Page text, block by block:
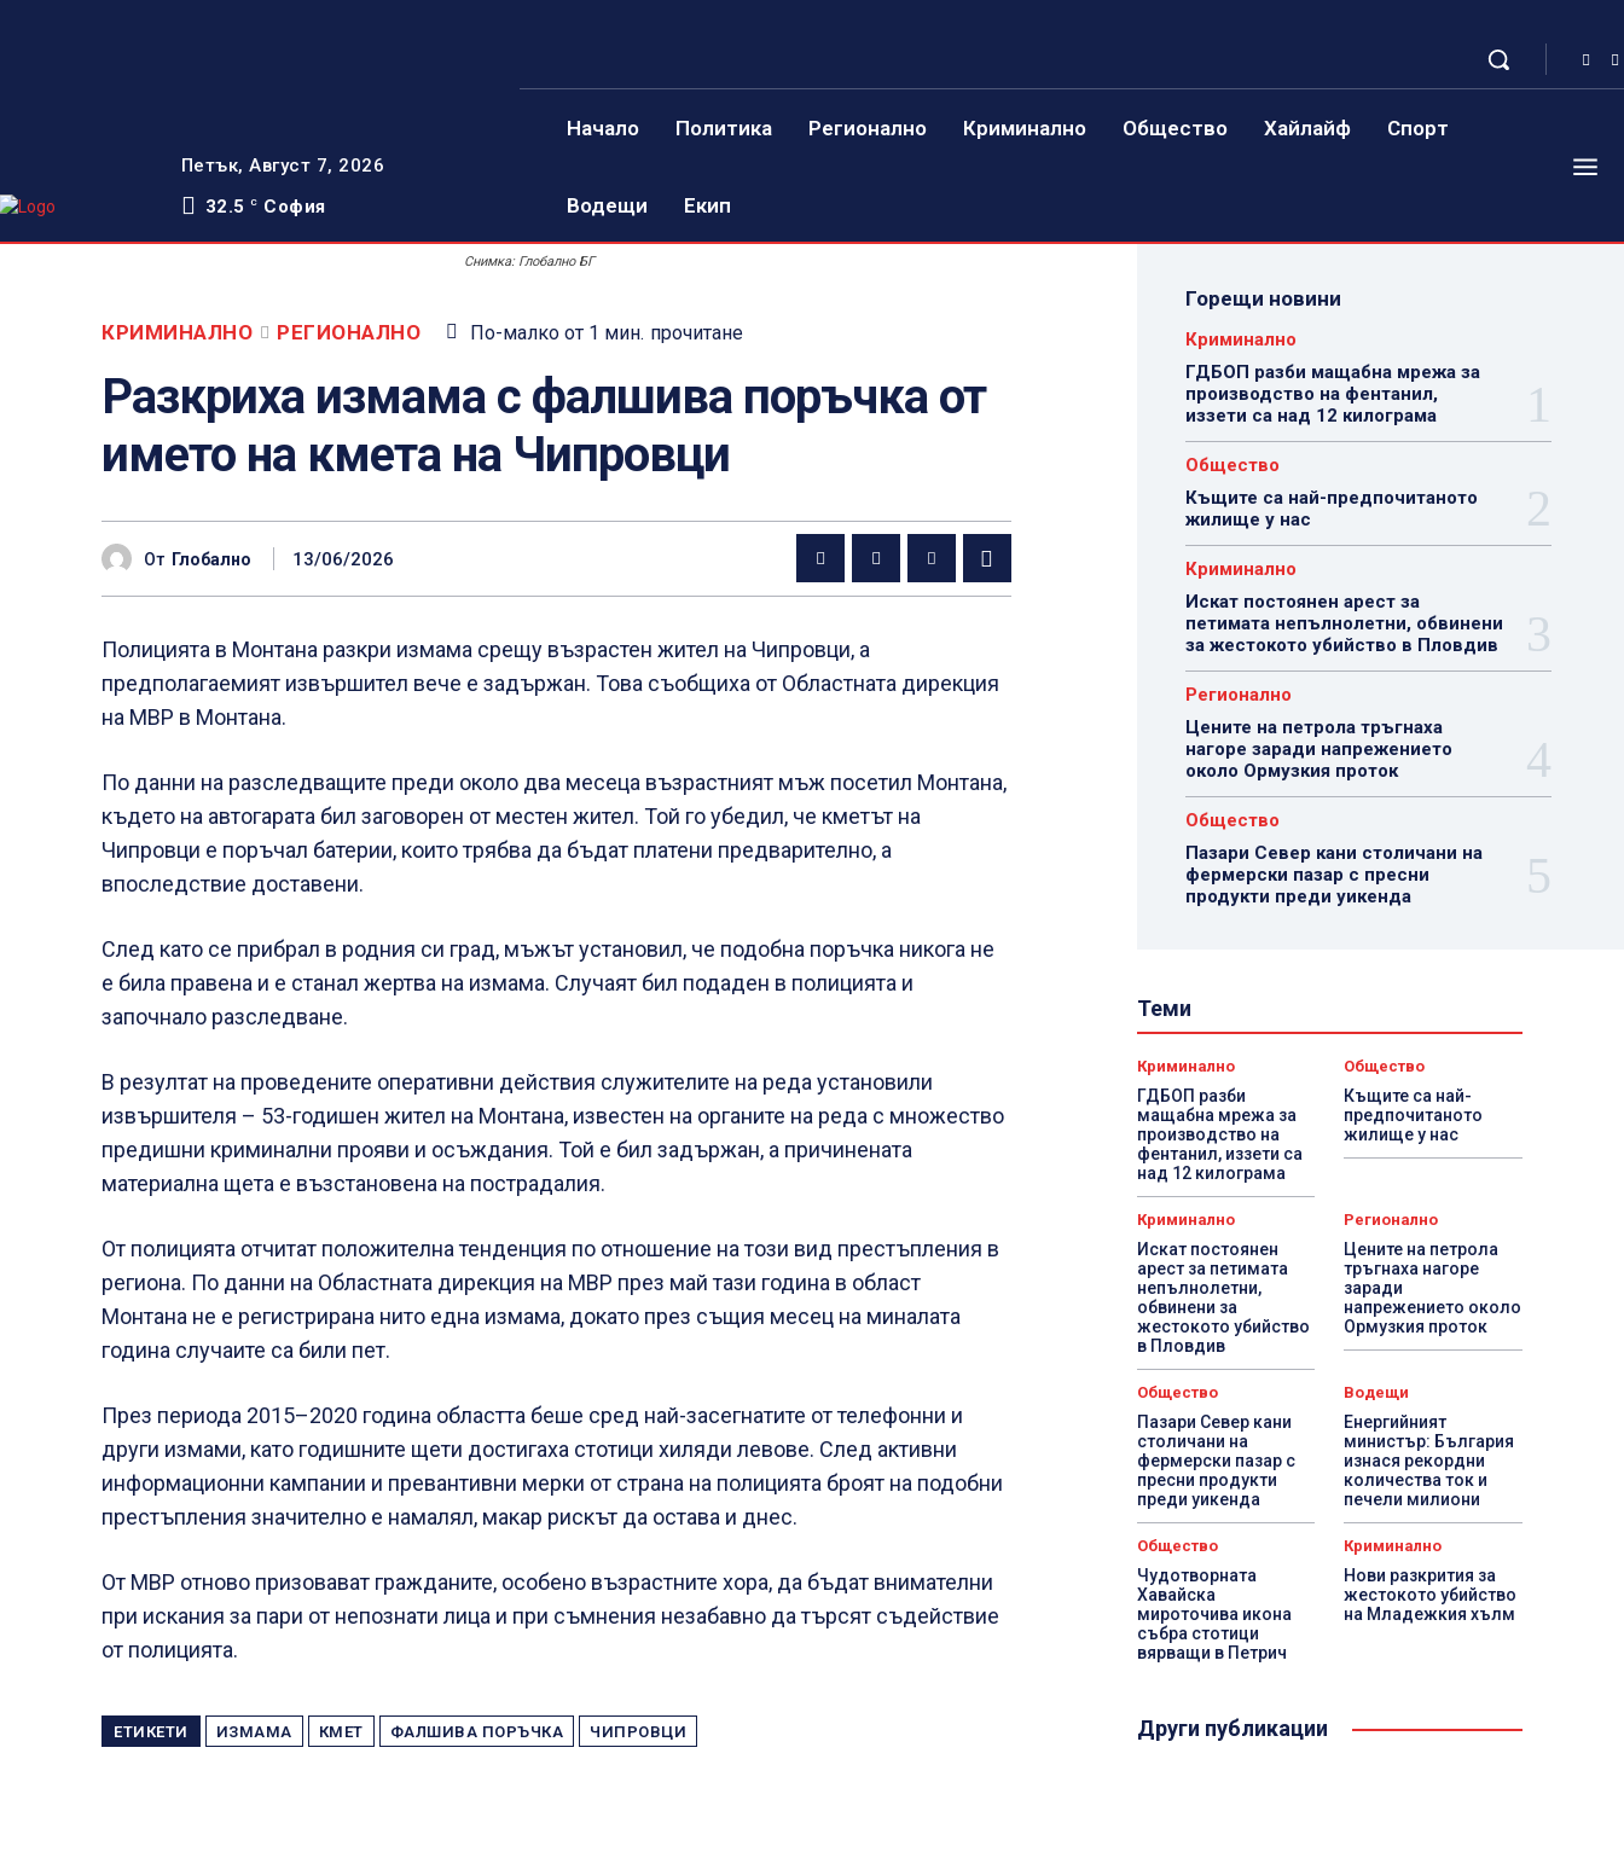
Петък, Август 7, 2026
32.5
C София
Начало Политика Регионално Криминално Общество Хайлайф Спорт
Водещи Екип
Снимка: Глобално БГ
КРИМИНАЛНО РЕГИОНАЛНО По-малко от 1 мин. прочитане
Разкриха измама с фалшива поръчка от
името на кмета на Чипровци
От Глобално 13/06/2026
Полицията в Монтана разкри измама срещу възрастен жител на Чипровци, а
предполагаемият извършител вече е задържан. Това съобщиха от Областната дирекция
на МВР в Монтана.
По данни на разследващите преди около два месеца възрастният мъж посетил Монтана,
където на автогарата бил заговорен от местен жител. Той го убедил, че кметът на
Чипровци е поръчал батерии, които трябва да бъдат платени предварително, а
впоследствие доставени.
След като се прибрал в родния си град, мъжът установил, че подобна поръчка никога не
е била правена и е станал жертва на измама. Случаят бил подаден в полицията и
започнало разследване.
В резултат на проведените оперативни действия служителите на реда установили
извършителя – 53-годишен жител на Монтана, известен на органите на реда с множество
предишни криминални прояви и осъждания. Той е бил задържан, а причинената
материална щета е възстановена на пострадалия.
От полицията отчитат положителна тенденция по отношение на този вид престъпления в
региона. По данни на Областната дирекция на МВР през май тази година в област
Монтана не е регистрирана нито една измама, докато през същия месец на миналата
година случаите са били пет.
През периода 2015–2020 година областта беше сред най-засегнатите от телефонни и
други измами, като годишните щети достигаха стотици хиляди левове. След активни
информационни кампании и превантивни мерки от страна на полицията броят на подобни
престъпления значително е намалял, макар рискът да остава и днес.
От МВР отново призовават гражданите, особено възрастните хора, да бъдат внимателни
при искания за пари от непознати лица и при съмнения незабавно да търсят съдействие
от полицията.
ЕТИКЕТИ ИЗМАМА КМЕТ ФАЛШИВА ПОРЪЧКА ЧИПРОВЦИ
Горещи новини
Криминално
ГДБОП разби мащабна мрежа за
производство на фентанил,
иззети са над 12 килограма
Общество
Къщите са най-предпочитаното
жилище у нас
Криминално
Искат постоянен арест за
петимата непълнолетни, обвинени
за жестокото убийство в Пловдив
Регионално
Цените на петрола тръгнаха
нагоре заради напрежението
около Ормузкия проток
Общество
Пазари Север кани столичани на
фермерски пазар с пресни
продукти преди уикенда
Теми
Криминално
ГДБОП разби
мащабна мрежа за
производство на
фентанил, иззети са
над 12 килограма
Общество
Къщите са най-
предпочитаното
жилище у нас
Криминално
Искат постоянен
арест за петимата
непълнолетни,
обвинени за
жестокото убийство
в Пловдив
Регионално
Цените на петрола
тръгнаха нагоре
заради
напрежението около
Ормузкия проток
Общество
Пазари Север кани
столичани на
фермерски пазар с
пресни продукти
преди уикенда
Водещи
Енергийният
министър: България
изнася рекордни
количества ток и
печели милиони
Общество
Чудотворната
Хавайска
мироточива икона
събра стотици
вярващи в Петрич
Криминално
Нови разкрития за
жестокото убийство
на Младежкия хълм
Други публикации